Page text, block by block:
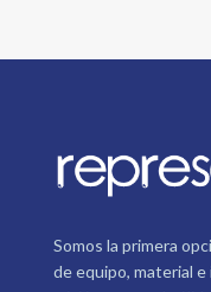
Somos la primera
de equipo, material